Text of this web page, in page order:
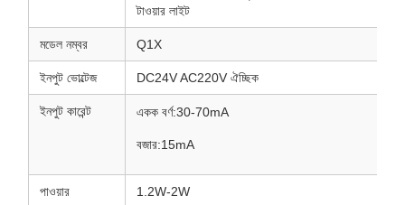
টাওয়ার লাইট
মডেল নম্বর Q1X
ইনপুট ভোল্টেজ DC24V AC220V ঐচ্ছিক
ইনপুট কারেন্ট একক বর্ণ:30-70mA
বজার:15mA
পাওয়ার 1.2W-2W